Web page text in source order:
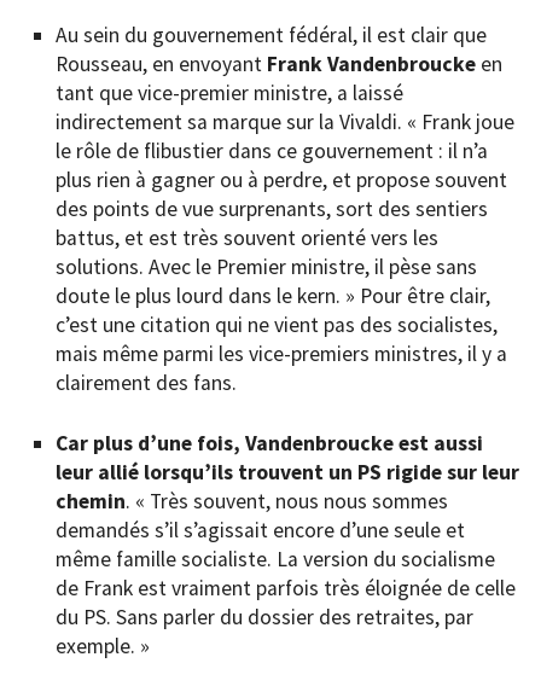
Au sein du gouvernement fédéral, il est clair que
Rousseau, en envoyant Frank Vandenbroucke en
tant que vice-premier ministre, a laissé
indirectement sa marque sur la Vivaldi. « Frank joue
le rôle de flibustier dans ce gouvernement : il n’a
plus rien à gagner ou à perdre, et propose souvent
des points de vue surprenants, sort des sentiers
battus, et est très souvent orienté vers les
solutions. Avec le Premier ministre, il pèse sans
doute le plus lourd dans le kern. » Pour être clair,
c’est une citation qui ne vient pas des socialistes,
mais même parmi les vice-premiers ministres, il y a
clairement des fans.
Car plus d’une fois, Vandenbroucke est aussi
leur allié lorsqu’ils trouvent un PS rigide sur leur
chemin. « Très souvent, nous nous sommes
demandés s’il s’agissait encore d’une seule et
même famille socialiste. La version du socialisme
de Frank est vraiment parfois très éloignée de celle
du PS. Sans parler du dossier des retraites, par
exemple. »